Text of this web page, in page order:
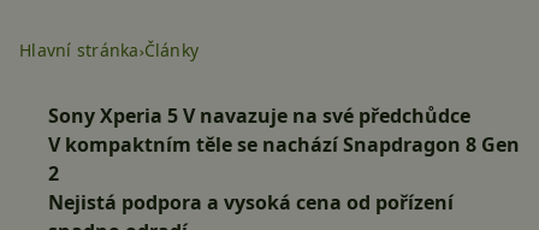
Hlavní stránka Články
Sony Xperia 5 V navazuje na své předchůdce
V kompaktním těle se nachází Snapdragon 8 Gen
2
Nejistá podpora a vysoká cena od pořízení